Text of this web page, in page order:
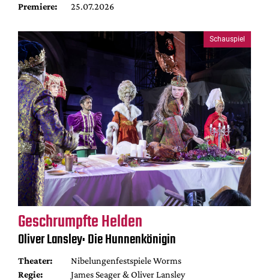
Premiere:
25.07.2026
Schauspiel
Geschrumpfte Helden
Oliver Lansley: Die Hunnenkönigin
Theater:
Nibelungenfestspiele Worms
Regie:
James Seager & Oliver Lansley